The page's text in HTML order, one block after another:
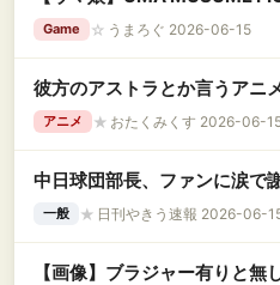
Game ☆ うまろぐ 2026-06-15
彼方のアストラとか言うアニ
アニメ ★ おたくみくす 2026-06-
中日球団部長、ファンに涙で
一般 ★ 日刊やきう速報 2026-06-
【画像】ブラジャー有りと